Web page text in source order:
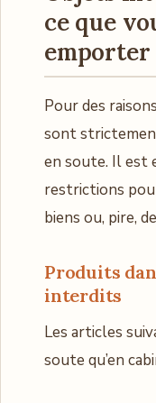
ce que
emporter
Pour des
sont
en soute. Il est
restrictions
biens ou, pire,
Produits
interdits
Les articles
soute qu’en